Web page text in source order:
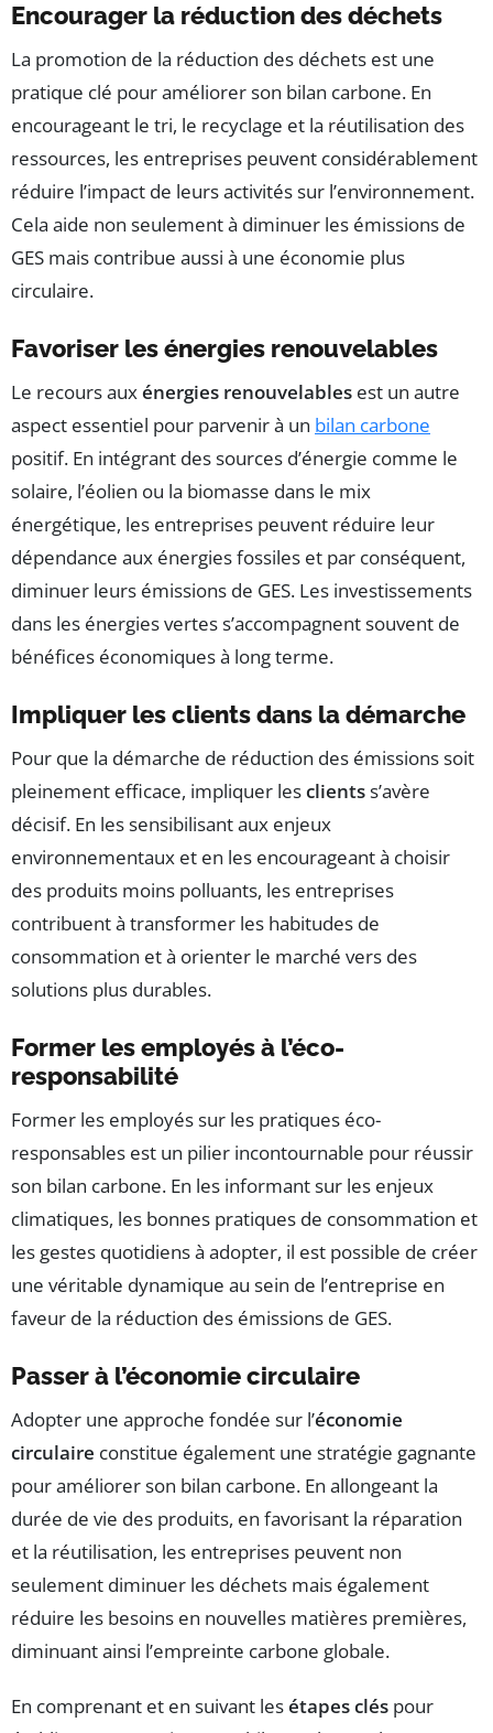
Encourager la réduction des déchets
La promotion de la réduction des déchets est une
pratique clé pour améliorer son bilan carbone. En
encourageant le tri, le recyclage et la réutilisation des
ressources, les entreprises peuvent considérablement
réduire l’impact de leurs activités sur l’environnement.
Cela aide non seulement à diminuer les émissions de
GES mais contribue aussi à une économie plus
circulaire.
Favoriser les énergies renouvelables
Le recours auxénergies renouvelables est un autre
aspect essentiel pour parvenir à un bilan carbone
positif. En intégrant des sources d’énergie comme le
solaire, l’éolien ou la biomasse dans le mix
énergétique, les entreprises peuvent réduire leur
dépendance aux énergies fossiles et par conséquent,
diminuer leurs émissions de GES. Les investissements
dans les énergies vertes s’accompagnent souvent de
bénéfices économiques à long terme.
Impliquer les clients dans la démarche
Pour que la démarche de réduction des émissions soit
pleinement efficace, impliquer lesclientss’avère
décisif. En les sensibilisant aux enjeux
environnementaux et en les encourageant à choisir
des produits moins polluants, les entreprises
contribuent à transformer les habitudes de
consommation et à orienter le marché vers des
solutions plus durables.
Former les employés à l’éco-
responsabilité
Former les employés sur les pratiques éco-
responsables est un pilier incontournable pour réussir
son bilan carbone. En les informant sur les enjeux
climatiques, les bonnes pratiques de consommation et
les gestes quotidiens à adopter, il est possible de créer
une véritable dynamique au sein de l’entreprise en
faveur de la réduction des émissions de GES.
Passer à l’économie circulaire
Adopter une approche fondée sur l’économie
circulaire constitue également une stratégie gagnante
pour améliorer son bilan carbone. En allongeant la
durée de vie des produits, en favorisant la réparation
et la réutilisation, les entreprises peuvent non
seulement diminuer les déchets mais également
réduire les besoins en nouvelles matières premières,
diminuant ainsi l’empreinte carbone globale.
En comprenant et en suivant lesétapes clés pour